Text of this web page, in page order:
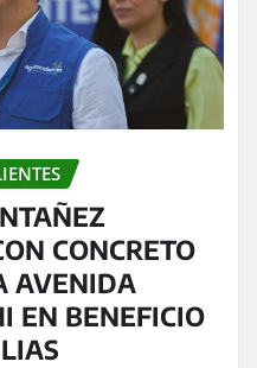
CONCRETO
AVENIDA
EN BENEFICIO